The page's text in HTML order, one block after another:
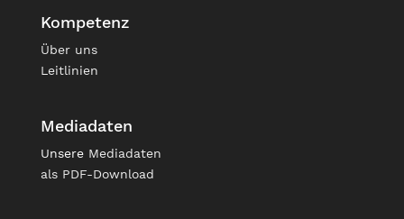
Kompetenz
Über uns
Leitlinien
Mediadaten
Unsere Mediadaten
als PDF-Download